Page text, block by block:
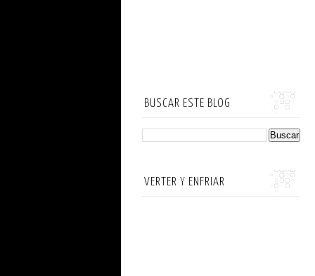
BUSCAR ESTE BLOG
VERTER Y ENFRIAR